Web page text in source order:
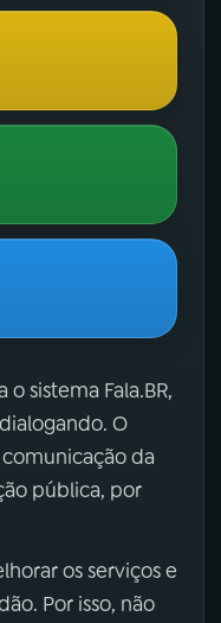
sistema Fala.BR,
O
da
pública, por
os serviços e
Por isso, não